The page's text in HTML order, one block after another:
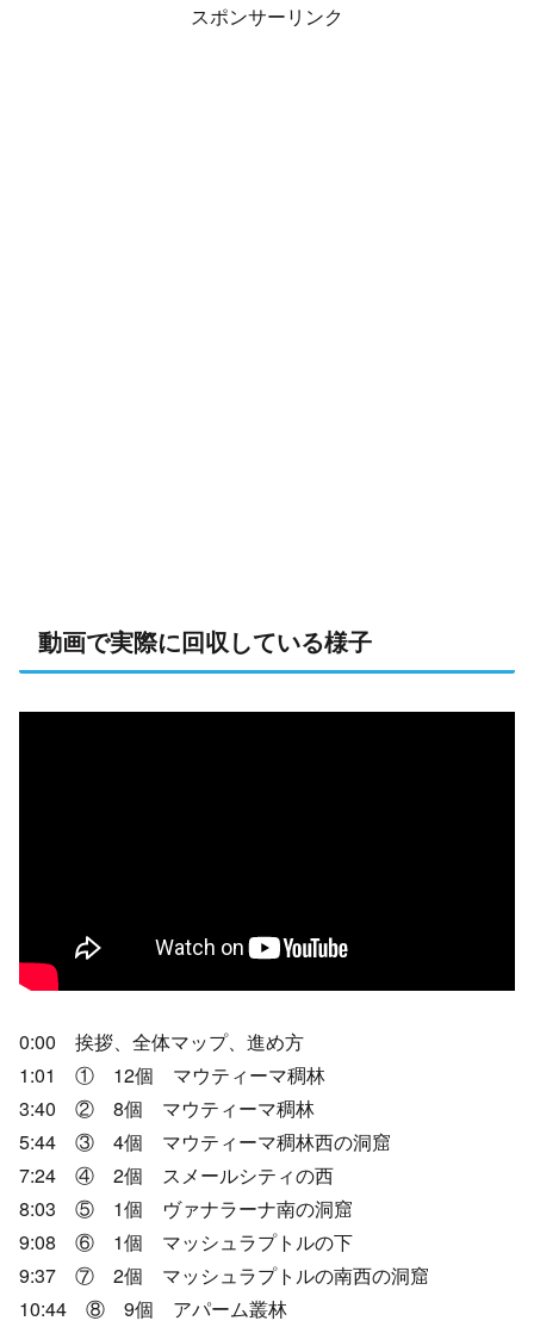
スポンサーリンク
動画で実際に回収している様子
0:00 挨拶、全体マップ、進め方
1:01 ① 12個 マウティーマ稠林
3:40 ② 8個 マウティーマ稠林
5:44 ③ 4個 マウティーマ稠林西の洞窟
7:24 ④ 2個 スメールシティの西
8:03 ⑤ 1個 ヴァナラーナ南の洞窟
9:08 ⑥ 1個 マッシュラプトルの下
9:37 ⑦ 2個 マッシュラプトルの南西の洞窟
10:44 ⑧ 9個 アパーム叢林